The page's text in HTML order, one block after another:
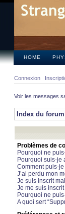
HOME
Connexion
Voir les messages
Index du forum
Problèmes de
Pourquoi ne
Pourquoi suis-je
Comment puis-
J’ai perdu mon
Je suis inscrit
Je me suis
Pourquoi ne
A quoi sert